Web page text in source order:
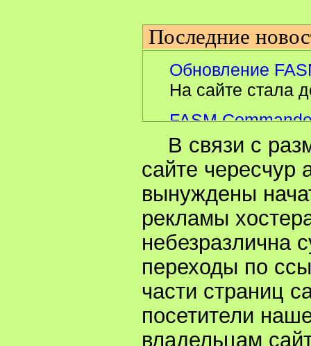
Последние
Обновление
На сайте стала
FASM
На сайте
Первые
В понедельник,
Эксперимент
DimonSoft
Частичное
9 декабря было
В связи с
сайте чересчур
вынуждены
рекламы
небезразлична
переходы по
части страниц
посетители
владельцам